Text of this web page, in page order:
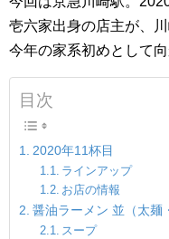
壱六家出身の店主が、
今年の家系初めとして
目次
2020年11杯目
ラインアップ
お店の情報
醤油ラーメン 並（太麺
スープ